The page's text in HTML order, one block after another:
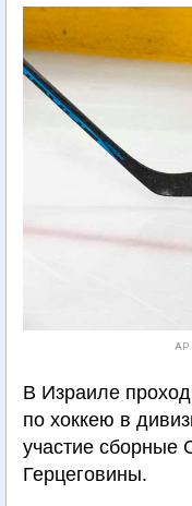
AP
В Израиле
по хоккею в
участие сборные
Герцеговины.